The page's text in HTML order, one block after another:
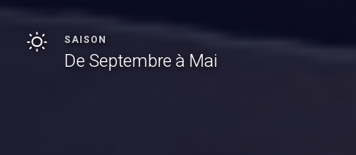
SAISON
De Septembre à Mai